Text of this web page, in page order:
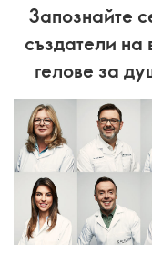
Запознайте
създатели
гелове за